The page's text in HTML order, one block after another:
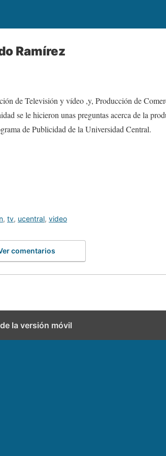
Ramírez
de Televisión y vídeo ,y, Producción de
se le hicieron unas preguntas acerca de la
de Publicidad de la Universidad Central.
, tv, ucentral, video
comentarios
la versión móvil